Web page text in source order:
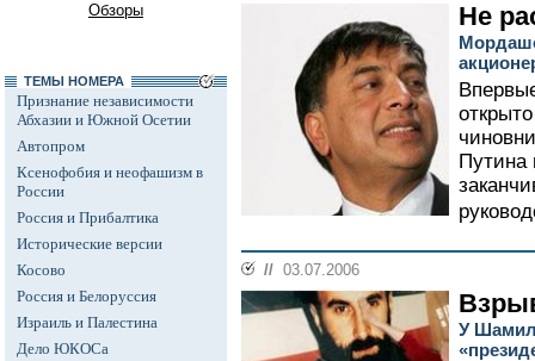
Обзоры
ТЕМЫ НОМЕРА
Признание независимости
Абхазии и Южной Осетии
Автопром
Ксенофобия и неофашизм в
России
Россия и Прибалтика
Исторические версии
Косово
Россия и Белоруссия
Израиль и Палестина
Дело ЮКОСа
Не
Путина
// 03.07.2006
У